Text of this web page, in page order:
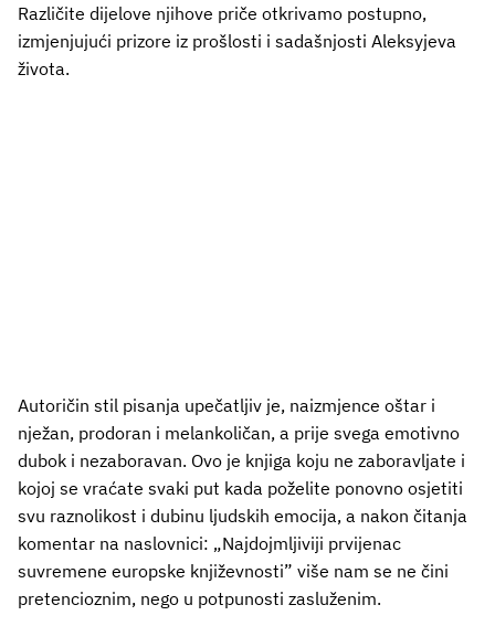
Različite dijelove njihove priče otkrivamo postupno,
izmjenjujući prizore iz prošlosti i sadašnjosti Aleksyjeva
života.
Autoričin stil pisanja upečatljiv je, naizmjence oštar i
nježan, prodoran i melankoličan, a prije svega emotivno
dubok i nezaboravan. Ovo je knjiga koju ne zaboravljate i
kojoj se vraćate svaki put kada poželite ponovno osjetiti
svu raznolikost i dubinu ljudskih emocija, a nakon čitanja
komentar na naslovnici: „Najdojmljiviji prvijenac
suvremene europske književnosti” više nam se ne čini
pretencioznim, nego u potpunosti zasluženim.